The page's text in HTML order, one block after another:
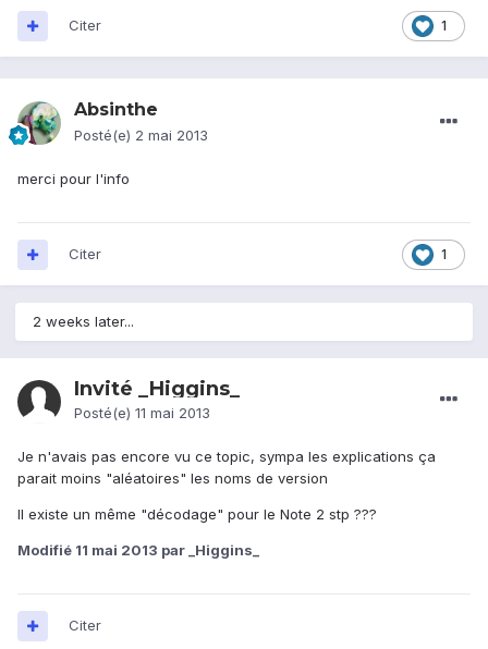
1
Citer
Absinthe
Posté(e) 2 mai 2013
merci pour l'info
1
Citer
2 weeks later...
Invité _Higgins_
Posté(e) 11 mai 2013
Je n'avais pas encore vu ce topic, sympa les explications ça
parait moins "aléatoires" les noms de version
Il existe un même "décodage" pour le Note 2 stp ???
Modifié 11 mai 2013 par _Higgins_
Citer